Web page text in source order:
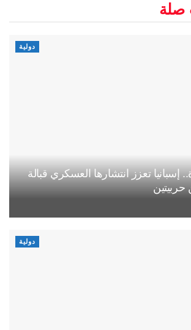
صلة
دولية
إسبانيا تعزز انتشارها العسكري قبالة
حربيتين
دولية